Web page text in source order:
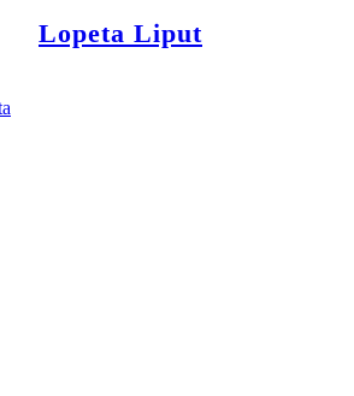
Lopeta Liput